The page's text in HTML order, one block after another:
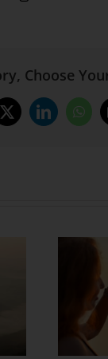
Choose
X LinkedIn
းလာ